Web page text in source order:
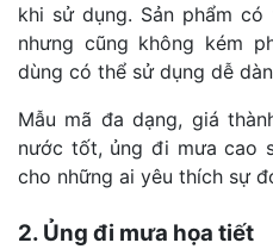
khi sử dụng. Sản phẩm
nhưng cũng không kém
dùng có thể sử dụng dễ
Mẫu mã đa dạng, giá
nước tốt, ủng đi mưa cao
cho những ai yêu thích sự
2. Ủng đi mưa họa tiết